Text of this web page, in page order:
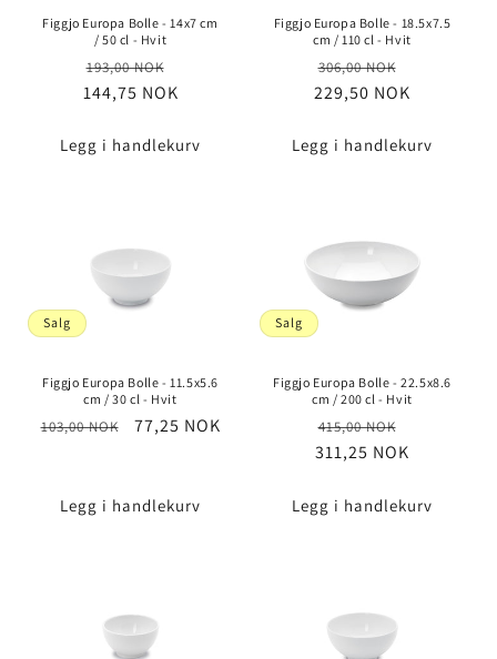
Figgjo Europa Bolle - 14x7 cm
/ 50 cl - Hvit
Vanlig
pris
193,00 NOK
144,75 NOK
Legg i handlekurv
Figgjo Europa Bolle - 18.5x7.5
cm / 110 cl - Hvit
Vanlig
pris
306,00 NOK
229,50 NOK
Legg i handlekurv
Salg
Figgjo Europa Bolle - 11.5x5.6
cm / 30 cl - Hvit
Vanlig
103,00 NOK Salgspris
77,25 NOK
Legg i handlekurv
Salg
Figgjo Europa Bolle - 22.5x8.6
cm / 200 cl - Hvit
Vanlig
pris
415,00 NOK
311,25 NOK
Legg i handlekurv